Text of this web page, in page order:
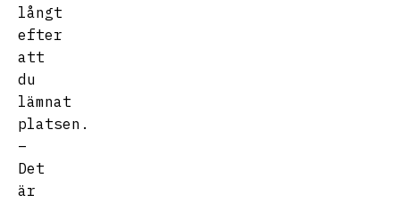
långt
efter
att
du
lämnat
platsen.
–
Det
är